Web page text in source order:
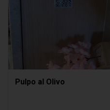
Pulpo al Olivo